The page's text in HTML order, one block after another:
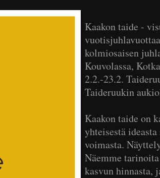
Kaakon taide -
kolmiosaisen
Kouvolassa,
2.2.-23.2.
Taideruukin
Kaakon taide on
yhteisestä
voimasta.
Näemme
kasvun hinnasta,